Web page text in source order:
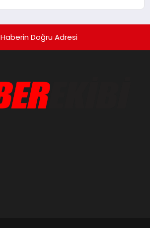
Haberin Doğru Adresi